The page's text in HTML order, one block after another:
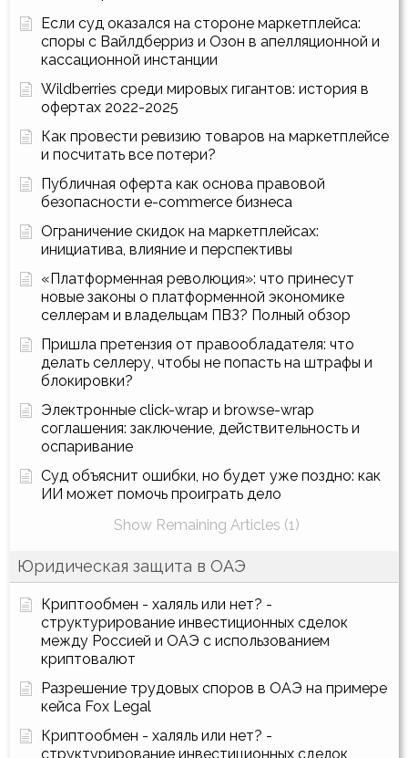
Если суд оказался на стороне маркетплейса:
споры с Вайлдберриз и Озон в апелляционной и
кассационной инстанции
Wildberries среди мировых гигантов: история в
офертах 2022-2025
Как провести ревизию товаров на маркетплейсе
и посчитать все потери?
Публичная оферта как основа правовой
безопасности e-commerce бизнеса
Ограничение скидок на маркетплейсах:
инициатива, влияние и перспективы
«Платформенная революция»: что принесут
новые законы о платформенной экономике
селлерам и владельцам ПВЗ? Полный обзор
Пришла претензия от правообладателя: что
делать селлеру, чтобы не попасть на штрафы и
блокировки?
Электронные click-wrap и browse-wrap
соглашения: заключение, действительность и
оспаривание
Суд объяснит ошибки, но будет уже поздно: как
ИИ может помочь проиграть дело
Show Remaining Articles (1)
Юридическая защита в ОАЭ
Криптообмен - халяль или нет? -
структурирование инвестиционных сделок
между Россией и ОАЭ с использованием
криптовалют
Разрешение трудовых споров в ОАЭ на примере
кейса Fox Legal
Криптообмен - халяль или нет? -
структурирование инвестиционных сделок